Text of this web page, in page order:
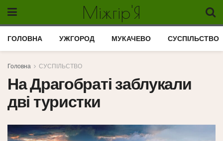
Міжгір'Я
ГОЛОВНА УЖГОРОД МУКАЧЕВО СУСПІЛЬСТВО
Головна СУСПІЛЬСТВО
На Драгобраті заблукали
дві туристки